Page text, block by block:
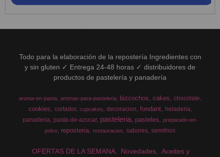
Todo para la elaboración de la repostería Ingredientes con
y sin gluten ✓ Entrega 24-48 horas ✓ distribuidores de
productos de pastelería y panadería
aroma-en-pasta aromas-para-pasteleria bizcochos cakes chocolate
cookies cortador cupcakes decoracion fondant
heladeria
panaderia pasta-de-azucar pasteleria pasteles
preparado-en-
polvo
reposteria restauracion sabores semifrios
OFERTAS DE LA SEMANA Novedades
Aceites y